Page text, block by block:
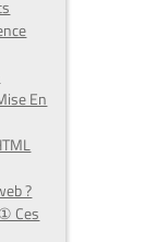
En
?
Ces